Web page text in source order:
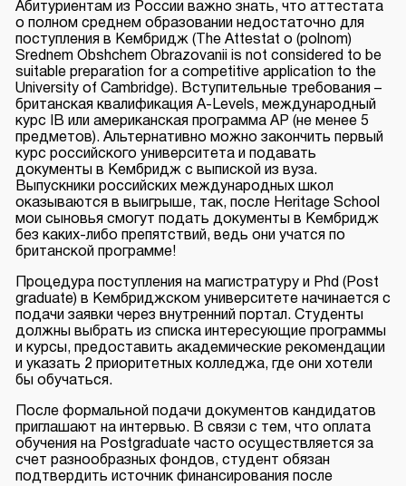
Абитуриентам из России важно знать, что аттестата
о полном среднем образовании недостаточно для
поступления в Кембридж (The Attestat o (polnom)
Srednem Obshchem Obrazovanii is not considered to be
suitable preparation for a competitive application to the
University of Cambridge). Вступительные требования –
британская квалификация A-Levels, международный
курс IB или американская программа AP (не менее 5
предметов). Альтернативно можно закончить первый
курс российского университета и подавать
документы в Кембридж с выпиской из вуза.
Выпускники российских международных школ
оказываются в выигрыше, так, после Heritage School
мои сыновья смогут подать документы в Кембридж
без каких-либо препятствий, ведь они учатся по
британской программе!
Процедура поступления на магистратуру и Phd (Post
graduate) в Кембриджском университете начинается с
подачи заявки через внутренний портал. Студенты
должны выбрать из списка интересующие программы
и курсы, предоставить академические рекомендации
и указать 2 приоритетных колледжа, где они хотели
бы обучаться.
После формальной подачи документов кандидатов
приглашают на интервью. В связи с тем, что оплата
обучения на Postgraduate часто осуществляется за
счет разнообразных фондов, студент обязан
подтвердить источник финансирования после